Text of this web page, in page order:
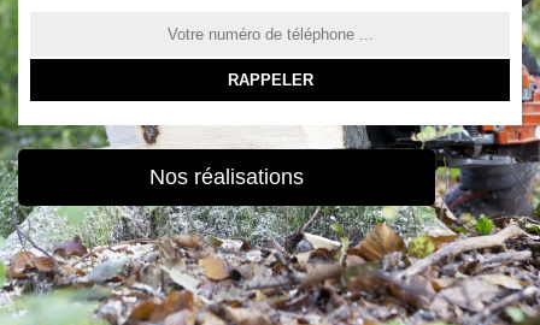
Nos réalisations